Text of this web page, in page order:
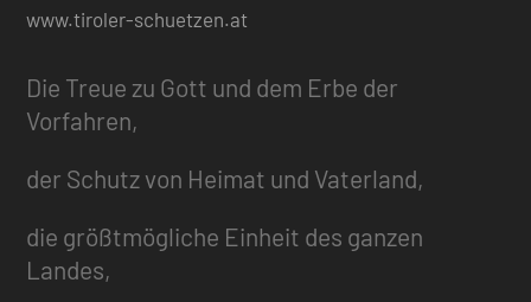
www.tiroler-schuetzen.at
Die Treue zu Gott und dem Erbe der
Vorfahren,
der Schutz von Heimat und Vaterland,
die größtmögliche Einheit des ganzen
Landes,